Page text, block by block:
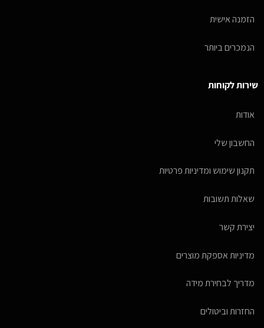
הזמנה אישית
הנמכרים ביותר
שירות לקוחות
אודות
החשבון שלי
תקנון שימוש ומדיניות פרטיות
שאלות תשובות
יצירת קשר
מדיניות אספקת מוצרים
מדריך לבחירת מידה
החזרות וביטולים